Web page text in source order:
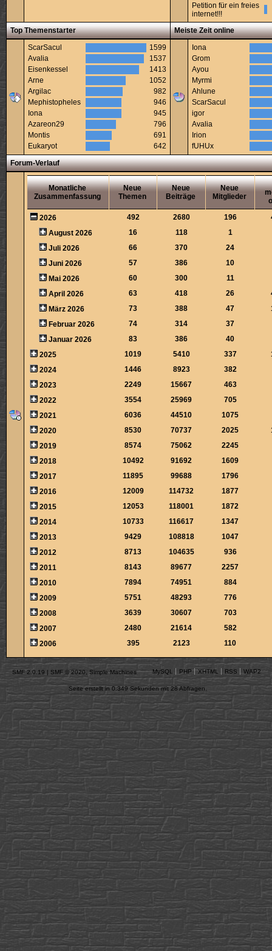
Petition für ein freies
internet!!!
Top Themenstarter
Meiste Zeit online
ScarSacul
1599
Avalia
1537
Eisenkessel
1413
Arne
1052
Argilac
982
Mephistopheles
946
Iona
945
Azareon29
796
Montis
691
Eukaryot
642
Iona
Grom
Ayou
Myrmi
Ahlune
ScarSacul
igor
Avalia
Irion
fUHUx
Forum-Verlauf
Monatliche
Zusammenfassung
Neue
Themen
Neue
Beiträge
Neue
Mitglieder
2026
492 2680 196
August 2026
16 118
1
Juli 2026
66 370
24
Juni 2026
57 386
10
Mai 2026
60 300
11
April 2026
63 418 26
März 2026
73 388 47
Februar 2026
74 314
37
Januar 2026
83 386
40
2025
1019 5410 337
2024
1446 8923
382
2023
2249 15667
463
2022
3554 25969
705
2021
6036 44510
1075
2020
8530 70737 2025
2019
8574 75062
2245
2018
10492 91692
1609
2017
11895 99688
1796
2016
12009 114732
1877
2015
12053 118001
1872
2014
10733 116617
1347
2013
9429 108818
1047
2012
8713 104635
936
2011
8143 89677
2257
2010
7894 74951
884
2009
5751 48293
776
2008
3639 30607
703
2007
2480 21614
582
2006
395 2123 110
SMF 2.0.19 | SMF © 2020 Simple Machines MySQL PHP XHTML RSS WAP2
Seite erstellt in 0.349 Sekunden mit 28 Abfragen.